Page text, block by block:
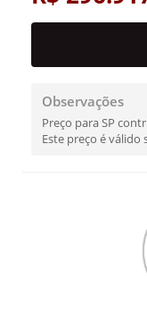
Observações
Preço para SP
Este preço é válido